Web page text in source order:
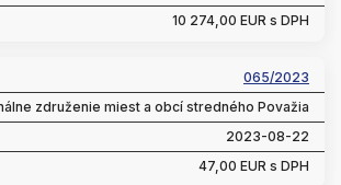
10 274,00 EUR s DPH
065/2023
združenie miest a obcí stredného Považia
2023-08-22
47,00 EUR s DPH